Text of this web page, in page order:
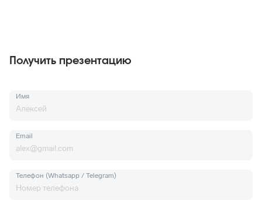
Получить презентацию
Имя
Email
Телефон (Whatsapp / Telegram)